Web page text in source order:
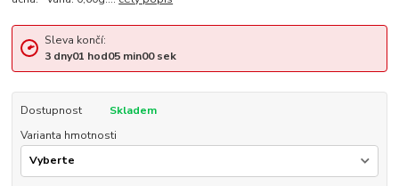
Sleva končí:
3 dny01 hod05min00sek
Dostupnost
Skladem
Varianta hmotnosti